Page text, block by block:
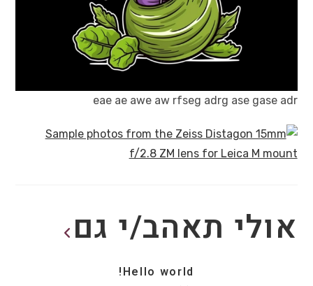
eae ae awe aw rfseg adrg ase gase adr
אולי תאהב/י גם
Hello world!